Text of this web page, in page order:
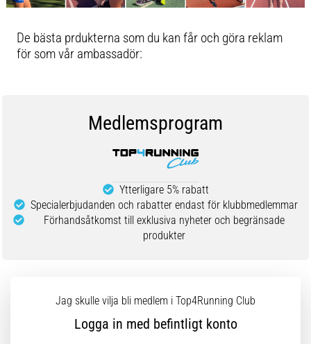
De bästa prdukterna som du kan får och göra reklam
för som vår ambassadör:
Medlemsprogram
Ytterligare 5% rabatt
Specialerbjudanden och rabatter endast för klubbmedlemmar
Förhandsåtkomst till exklusiva nyheter och begränsade
produkter
Jag skulle vilja bli medlem i Top4Running Club
Logga in med befintligt konto